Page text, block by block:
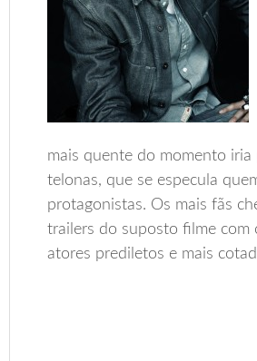
mais quente do momento iria
telonas, que se especula
protagonistas. Os mais fãs
trailers do suposto filme com
atores prediletos e mais